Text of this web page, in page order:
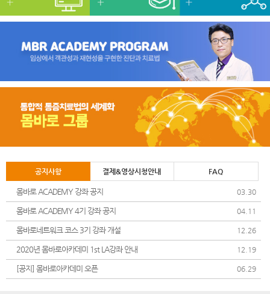
공지사항 결제&영상시청안내 FAQ
몸바로 ACADEMY 강좌 공지 03.30
몸바로 ACADEMY 4기 강좌 공지 04.11
몸바로네트워크 코스 3기 강좌 개설 12.26
2020년 몸바로아카데미 1st LA강좌 안내 12.19
[공지] 몸바로아카데미 오픈 06.29